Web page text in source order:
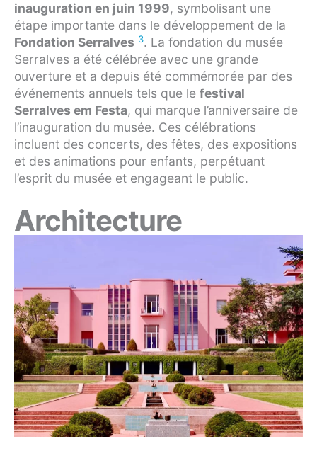
inauguration en juin 1999, symbolisant une
étape importante dans le développement de la
Fondation Serralves 3. La fondation du musée
Serralves a été célébrée avec une grande
ouverture et a depuis été commémorée par des
événements annuels tels que le festival
Serralves em Festa, qui marque l’anniversaire de
l’inauguration du musée. Ces célébrations
incluent des concerts, des fêtes, des expositions
et des animations pour enfants, perpétuant
l’esprit du musée et engageant le public.
Architecture